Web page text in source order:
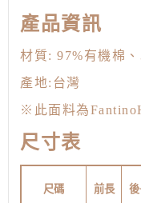
產品資訊
材質: 97%有機棉
產地:台灣
※ 此面料為
尺寸表
尺碼 前長